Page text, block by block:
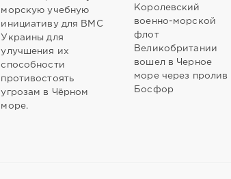
морскую учебную
инициативу для ВМС
Украины для
улучшения их
способности
противостоять
угрозам в Чёрном
море.
Королевский
военно-морской
флот
Великобритании
вошел в Черное
море через пролив
Босфор